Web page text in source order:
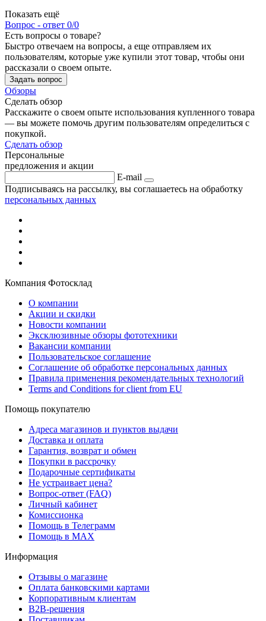
Показать ещё
Вопрос - ответ 0/0
Есть вопросы о товаре?
Быстро отвечаем на вопросы, а еще отправляем их
пользователям, которые уже купили этот товар, чтобы они
рассказали о своем опыте.
Задать вопрос
Обзоры
Сделать обзор
Расскажите о своем опыте использования купленного товара
— вы можете помочь другим пользователям определиться с
покупкой.
Сделать обзор
Персональные
предложения и акции
E-mail
Подписываясь на рассылку, вы соглашаетесь на обработку
персональных данных
Компания Фотосклад
О компании
Акции и скидки
Новости компании
Эксклюзивные обзоры фототехники
Вакансии компании
Пользовательское соглашение
Соглашение об обработке персональных данных
Правила применения рекомендательных технологий
Terms and Conditions for client from EU
Помощь покупателю
Адреса магазинов и пунктов выдачи
Доставка и оплата
Гарантия, возврат и обмен
Покупки в рассрочку
Подарочные сертификаты
Не устраивает цена?
Вопрос-ответ (FAQ)
Личный кабинет
Комиссионка
Помощь в Телеграмм
Помощь в MAX
Информация
Отзывы о магазине
Оплата банковскими картами
Корпоративным клиентам
B2B-решения